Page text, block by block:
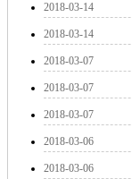
酯
材料科学
替代能源
金属和陶瓷科学
微米/纳米电子材
2018-03-14
2018-03-14
2018-03-07
2018-03-07
2018-03-07
2018-03-06
2018-03-06